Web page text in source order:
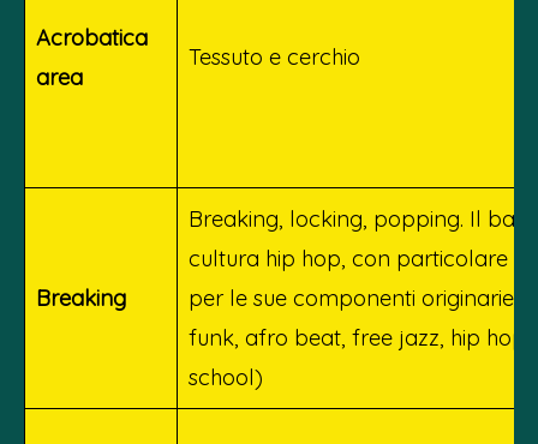
Acrobatica
area
Tessuto e cerchio
Breaking
Breaking, locking, popping. Il
cultura hip hop, con particolare
per le sue componenti originarie
funk, afro beat, free jazz, hip hop
school)